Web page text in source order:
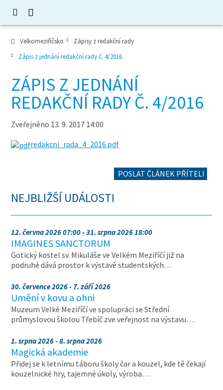
Velkomeziříčsko
Zápisy z redakční rady
Zápis z jednání redakční rady č. 4/2016
ZÁPIS Z JEDNÁNÍ
REDAKČNÍ RADY Č. 4/2016
Zveřejněno 13. 9. 2017 14:00
redakcni_rada_4_2016.pdf
POSLAT ČLÁNEK PŘÍTELI
NEJBLIŽŠÍ UDÁLOSTI
12. června 2026 07:00 - 31. srpna 2026 18:00
IMAGINES SANCTORUM
Gotický kostel sv. Mikuláše ve Velkém Meziříčí již na
podruhé dává prostor k výstavě studentských…
30. července 2026 - 7. září 2026
Umění v kovu a ohni
Muzeum Velké Meziříčí ve spolupráci se Střední
průmyslovou školou Třebíč zve veřejnost na výstavu…
1. srpna 2026 - 8. srpna 2026
Magická akademie
Přidej se k letnímu táboru školy čar a kouzel, kde tě čekají
kouzelnické hry, tajemné úkoly, výroba…